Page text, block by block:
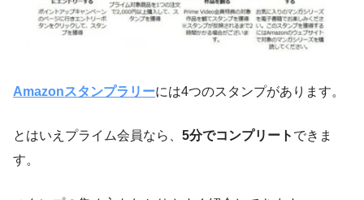
Amazonスタンプラリーには4つのスタンプがあります。
とはいえプライム会員なら、 5分でコンプリート できま
す。